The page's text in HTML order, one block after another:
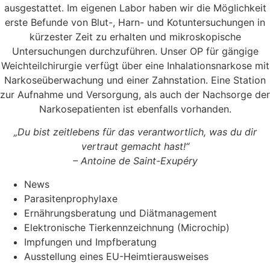
ausgestattet. Im eigenen Labor haben wir die Möglichkeit
erste Befunde von Blut-, Harn- und Kotuntersuchungen in
kürzester Zeit zu erhalten und mikroskopische
Untersuchungen durchzuführen. Unser OP für gängige
Weichteilchirurgie verfügt über eine Inhalationsnarkose mit
Narkoseüberwachung und einer Zahnstation. Eine Station
zur Aufnahme und Versorgung, als auch der Nachsorge der
Narkosepatienten ist ebenfalls vorhanden.
„Du bist zeitlebens für das verantwortlich, was du dir
vertraut gemacht hast!“
– Antoine de Saint-Exupéry
News
Parasitenprophylaxe
Ernährungsberatung und Diätmanagement
Elektronische Tierkennzeichnung (Microchip)
Impfungen und Impfberatung
Ausstellung eines EU-Heimtierausweises